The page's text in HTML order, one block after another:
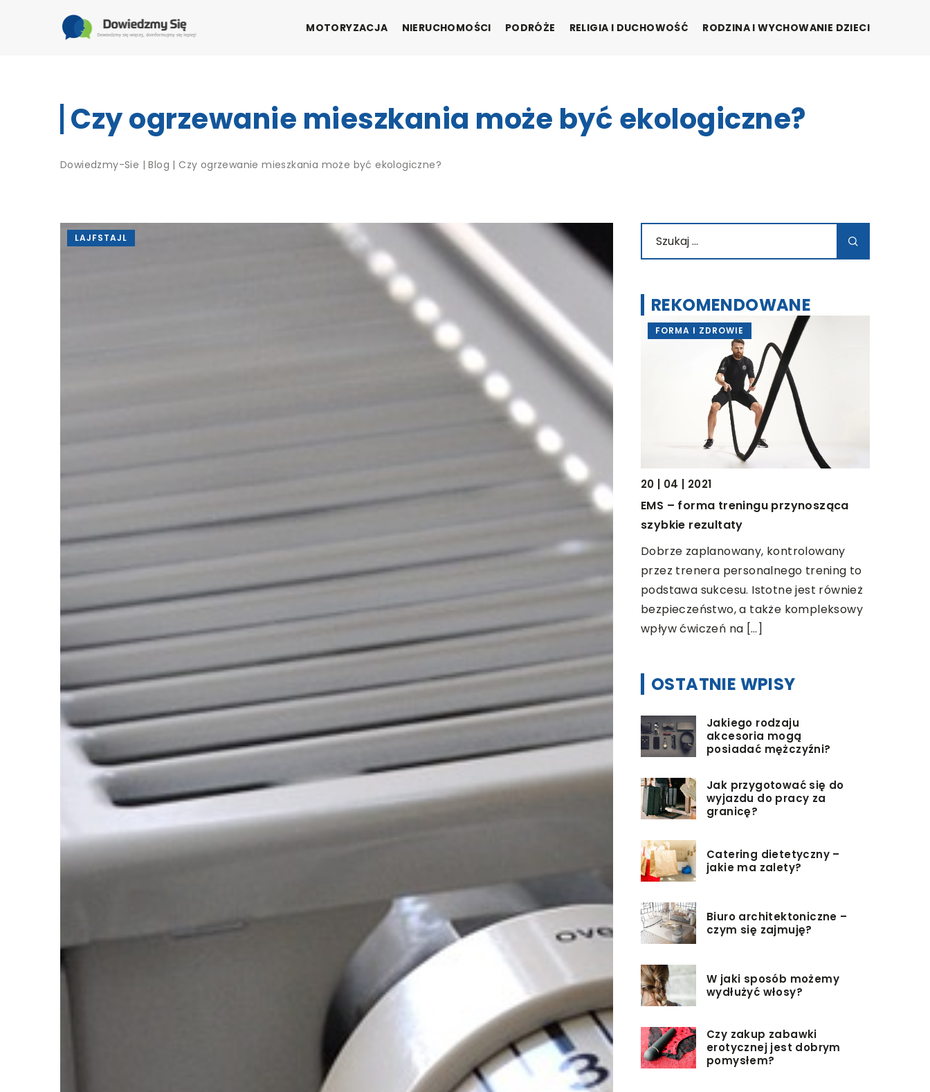
MOTORYZACJA NIERUCHOMOŚCI PODRÓŻE RELIGIA I DUCHOWOŚĆ RODZINA I WYCHOWANIE DZIECI
Czy ogrzewanie mieszkania może być ekologiczne?
Dowiedzmy-Sie |Blog |Czy ogrzewanie mieszkania może być ekologiczne?
LAJFSTAJL
REKOMENDOWANE
Sposoby na piękne i długie rzęsy
Piękne i zadbane rzęsy to najlepsza
nawet najbardziej zwyczajny i prosty
makijaż wygląda […]
LAJFSTAJL
Co nosić, by wyróżnić się w tłumie?
Świat biegnie do przodu i wszystko się
pewne rzeczy bardzo szybko
przychodzą, a niejednokrotnie […]
FORMA I ZDROWIE
20 | 04 | 2021
EMS – forma treningu przynosząca
szybkie rezultaty
Dobrze zaplanowany, kontrolowany
przez trenera personalnego trening to
podstawa sukcesu. Istotne jest również
bezpieczeństwo, a także kompleksowy
wpływ ćwiczeń na […]
OSTATNIE WPISY
Jakiego rodzaju
akcesoria mogą
posiadać mężczyźni?
Jak przygotować się do
wyjazdu do pracy za
granicę?
Catering dietetyczny –
jakie ma zalety?
Biuro architektoniczne –
czym się zajmuję?
W jaki sposób możemy
wydłużyć włosy?
Czy zakup zabawki
erotycznej jest dobrym
pomysłem?